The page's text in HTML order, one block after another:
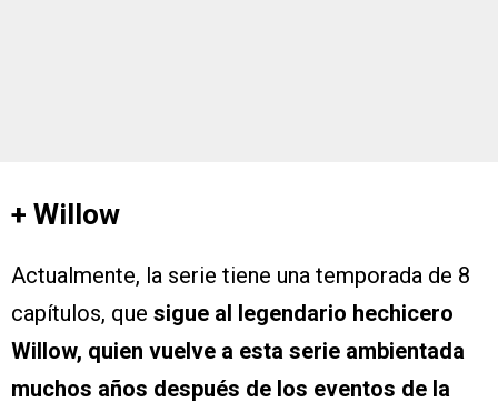
+ Willow
Actualmente, la serie tiene una temporada de 8
capítulos, que sigue al legendario hechicero
Willow, quien vuelve a esta serie ambientada
muchos años después de los eventos de la